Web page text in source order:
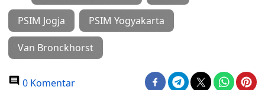
PSIM Jogja PSIM Yogyakarta
Van Bronckhorst
0 Komentar